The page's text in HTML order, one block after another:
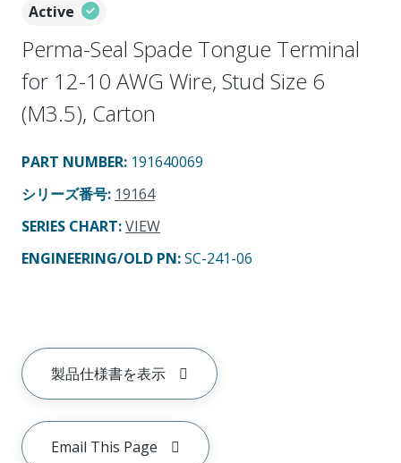
Active
Perma-Seal Spade Tongue Terminal
for 12-10 AWG Wire, Stud Size 6
(M3.5), Carton
PART NUMBER: 191640069
シリーズ番号: 19164
SERIES CHART:VIEW
ENGINEERING/OLD PN:SC-241-06
製品仕様書を表示
Email This Page